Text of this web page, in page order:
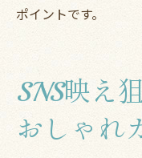
ポイントです。
SNS映え
おしゃれ